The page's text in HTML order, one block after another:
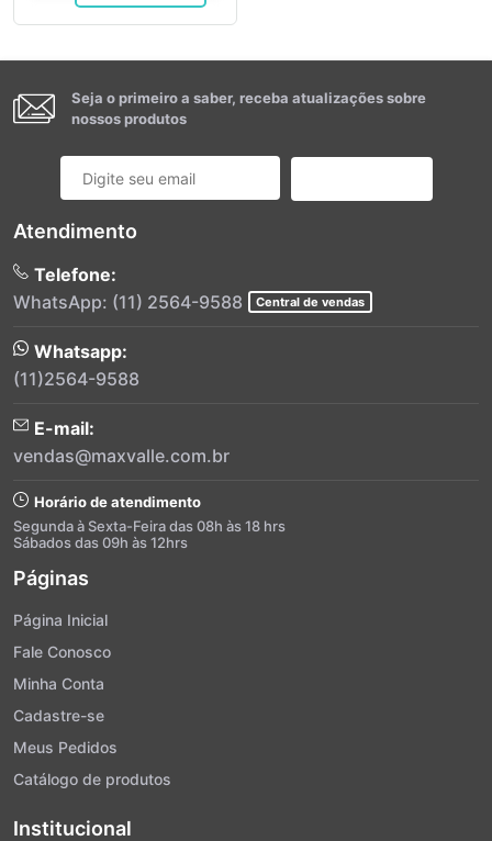
Seja o primeiro a saber, receba atualizações sobre
nossos produtos
Atendimento
Telefone:
WhatsApp: (11) 2564-9588
Central de vendas
Whatsapp:
(11)2564-9588
E-mail:
vendas@maxvalle.com.br
Horário de atendimento
Segunda à Sexta-Feira das 08h às 18 hrs
Sábados das 09h às 12hrs
Páginas
Página Inicial
Fale Conosco
Minha Conta
Cadastre-se
Meus Pedidos
Catálogo de produtos
Institucional